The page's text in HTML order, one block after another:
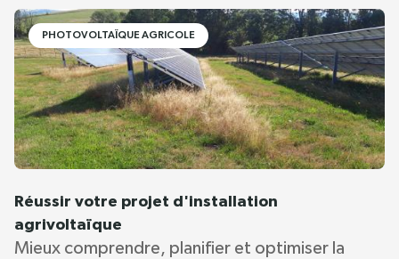
PHOTOVOLTAÏQUE AGRICOLE
Réussir votre projet d'installation
agrivoltaïque
Mieux comprendre, planifier et optimiser la